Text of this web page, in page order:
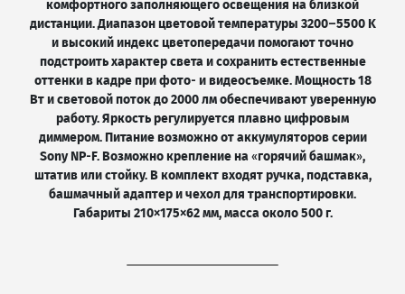
комфортного заполняющего освещения на близкой
дистанции. Диапазон цветовой температуры 3200–5500 K
и высокий индекс цветопередачи помогают точно
подстроить характер света и сохранить естественные
оттенки в кадре при фото‑ и видеосъемке. Мощность 18
Вт и световой поток до 2000 лм обеспечивают уверенную
работу. Яркость регулируется плавно цифровым
диммером. Питание возможно от аккумуляторов серии
Sony NP‑F. Возможно крепление на «горячий башмак»,
штатив или стойку. В комплект входят ручка, подставка,
башмачный адаптер и чехол для транспортировки.
Габариты 210×175×62 мм, масса около 500 г.